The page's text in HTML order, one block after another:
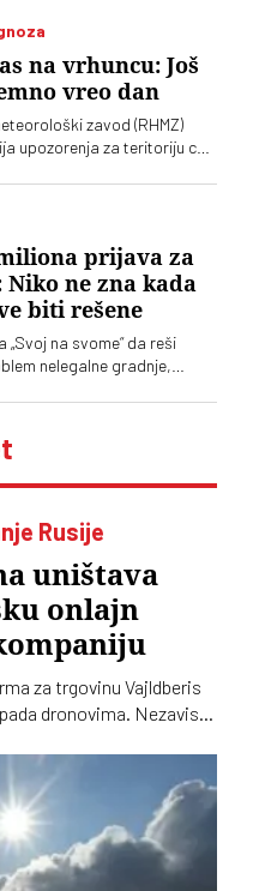
na vrhuncu: Još
vreo dan
zavod (RHMZ)
upozorenja za teritoriju cele
prijava za
ne zna kada
biti rešene
„Svoj na svome“ da reši
nelegalne gradnje,
je planirano
Rusije
uništava
onlajn
za trgovinu Vajldberis
dronovima. Nezavisni
poslovanje